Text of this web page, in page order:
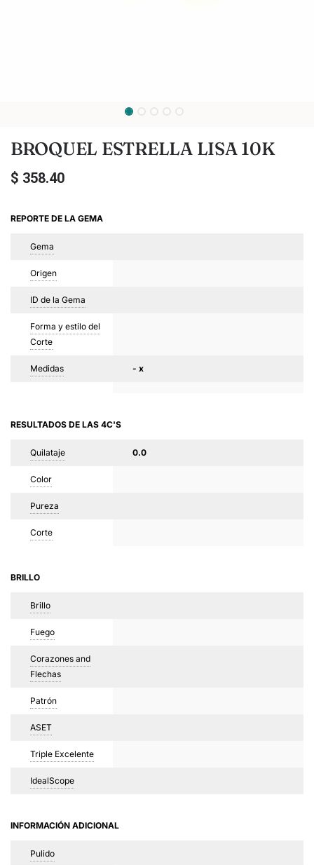
BROQUEL ESTRELLA LISA 10K
$ 358.40
REPORTE DE LA GEMA
Gema
Origen
ID de la Gema
Forma y estilo del
Corte
Medidas - x
RESULTADOS DE LAS 4C'S
Quilataje 0.0
Color
Pureza
Corte
BRILLO
Brillo
Fuego
Corazones and
Flechas
Patrón
ASET
Triple Excelente
IdealScope
INFORMACIÓN ADICIONAL
Pulido